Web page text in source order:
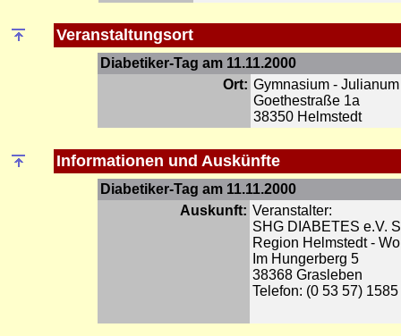
Veranstaltungsort
Diabetiker-Tag am 11.11.2000
Ort: Gymnasium - Julianum
Goethestraße 1a
38350 Helmstedt
Informationen und Auskünfte
Diabetiker-Tag am 11.11.2000
Auskunft: Veranstalter:
SHG DIABETES e.V.
Region Helmstedt -
Im Hungerberg 5
38368 Grasleben
Telefon: (0 53 57) 1585